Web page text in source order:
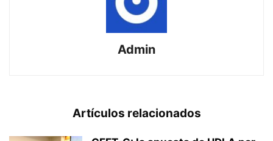
Admin
Artículos relacionados